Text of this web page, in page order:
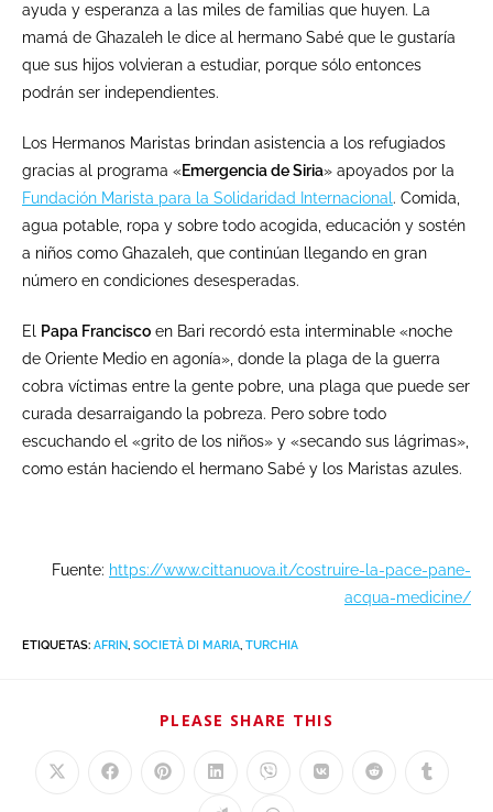
ayuda y esperanza a las miles de familias que huyen. La
mamá de Ghazaleh le dice al hermano Sabé que le gustaría
que sus hijos volvieran a estudiar, porque sólo entonces
podrán ser independientes.
Los Hermanos Maristas brindan asistencia a los refugiados
gracias al programa «Emergencia de Siria» apoyados por la
Fundación Marista para la Solidaridad Internacional. Comida,
agua potable, ropa y sobre todo acogida, educación y sostén
a niños como Ghazaleh, que continúan llegando en gran
número en condiciones desesperadas.
El Papa Francisco en Bari recordó esta interminable «noche
de Oriente Medio en agonía», donde la plaga de la guerra
cobra víctimas entre la gente pobre, una plaga que puede ser
curada desarraigando la pobreza. Pero sobre todo
escuchando el «grito de los niños» y «secando sus lágrimas»,
como están haciendo el hermano Sabé y los Maristas azules.
Fuente: https://www.cittanuova.it/costruire-la-pace-pane-
acqua-medicine/
ETIQUETAS: AFRIN SOCIETÀ DI MARIA TURCHIA
PLEASE SHARE THIS